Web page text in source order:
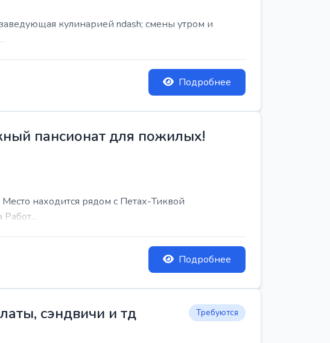
кулинарией ndash; смены утром и
Подробнее
пансионат для пожилых!
находится рядом с Петах-Тиквой
Подробнее
сэндвичи и тд Требуются